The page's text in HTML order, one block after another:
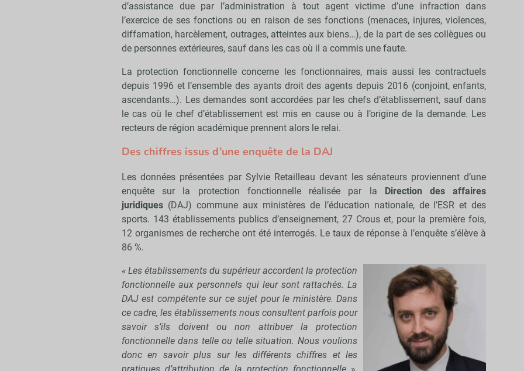
d’assistance due par l’administration à tout agent victime d’une infraction dans
l’exercice de ses fonctions ou en raison de ses fonctions (menaces, injures, violences,
diffamation, harcèlement, outrages, atteintes aux biens…), de la part de ses collègues ou
de personnes extérieures, sauf dans les cas où il a commis une faute.
La protection fonctionnelle concerne les fonctionnaires, mais aussi les contractuels
depuis 1996 et l’ensemble des ayants droit des agents depuis 2016 (conjoint, enfants,
ascendants…). Les demandes sont accordées par les chefs d’établissement, sauf dans
le cas où le chef d’établissement est mis en cause ou à l’origine de la demande. Les
recteurs de région académique prennent alors le relai.
Des chiffres issus d’une enquête de la DAJ
Les données présentées par Sylvie Retailleau devant les sénateurs proviennent d’une
enquête sur la protection fonctionnelle réalisée par la Direction des affaires
juridiques (DAJ) commune aux ministères de l’éducation nationale, de l’ESR et des
sports. 143 établissements publics d’enseignement, 27 Crous et, pour la première fois,
12 organismes de recherche ont été interrogés. Le taux de réponse à l’enquête s’élève à
86 %.
« Les établissements du supérieur accordent la protection
fonctionnelle aux personnels qui leur sont rattachés. La
DAJ est compétente sur ce sujet pour le ministère. Dans
ce cadre, les établissements nous consultent parfois pour
savoir s’ils doivent ou non attribuer la protection
fonctionnelle dans telle ou telle situation. Nous voulions
donc en savoir plus sur les différents chiffres et les